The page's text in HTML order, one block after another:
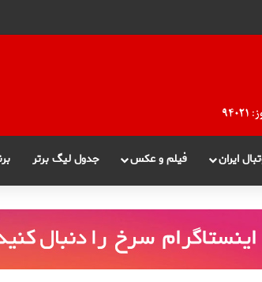
ایران فیلم و عکس جدول لیگ برتر